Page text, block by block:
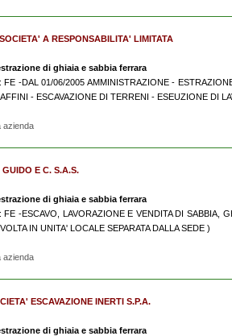
A RESPONSABILITA' LIMITATA
di ghiaia e sabbia ferrara
FE -DAL 01/06/2005 AMMINISTRAZIONE -
- ESCAVAZIONE DI TERRENI - ESEUZIONE DI
azienda
E C. S.A.S.
di ghiaia e sabbia ferrara
FE -ESCAVO, LAVORAZIONE E VENDITA DI SABBIA,
IN UNITA' LOCALE SEPARATA DALLA SEDE )
azienda
ESCAVAZIONE INERTI S.P.A.
di ghiaia e sabbia ferrara